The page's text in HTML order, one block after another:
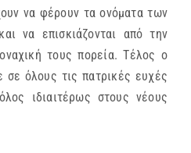
να φέρουν τα ονόματα των
να επισκιάζονται από την
τους πορεία. Τέλος ο
όλους τις πατρικές ευχές
ιδιαιτέρως στους νέους